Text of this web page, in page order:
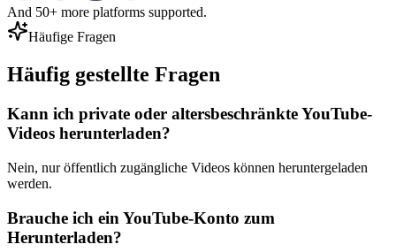
And 50+ more platforms supported.
Häufige Fragen
Häufig gestellte Fragen
Kann ich private oder altersbeschränkte YouTube-
Videos herunterladen?
Nein, nur öffentlich zugängliche Videos können heruntergeladen
werden.
Brauche ich ein YouTube-Konto zum
Herunterladen?